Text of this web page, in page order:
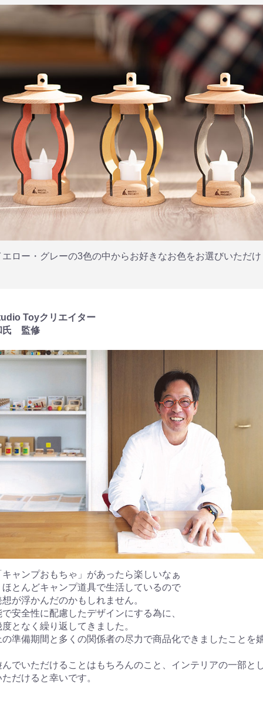
ロー・グレーの3色の中からお好きなお色をお選びいただ
Toyクリエイター
氏 監修
ャンプおもちゃ」があったら楽しいなぁ
ほとんどキャンプ道具で生活しているので
が浮かんだのかもしれません。
安全性に配慮したデザインにする為に、
となく繰り返してきました。
の準備期間と多くの関係者の尽力で商品化できましたことを
んでいただけることはもちろんのこと、インテリアの一部と
だけると幸いです。